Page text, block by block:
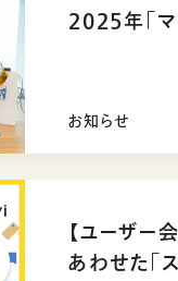
2025年「マ
お知らせ
【ユーザ
あわせた「